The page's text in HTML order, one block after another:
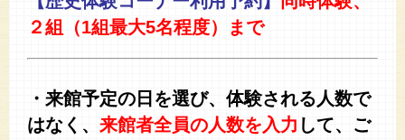
２組（1組最大5名程度）まで
・来館予定の日を選び、体験される人数で
はなく、 来館者全員の人数を入力 して、ご